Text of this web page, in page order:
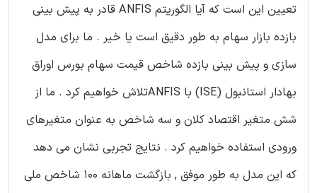
تعیین این است که آیا الگوریتم ANFIS قادر به پیش بینی
بازده بازار سهام به طور دقیق است یا خیر . ما برای مدل
سازی و پیش بینی بازده شاخص قیمت سهام بورس اوراق
بهادار استانبول (ISE) با ANFISتلاش خواهیم کرد . ما از
شش متغیر اقتصاد کلان و سه شاخص به عنوان متغیرهای
ورودی استفاده خواهیم کرد . نتایج تجربی نشان می دهد
که این مدل به طور موفق , بازگشت ماهانه 100 شاخص ملی